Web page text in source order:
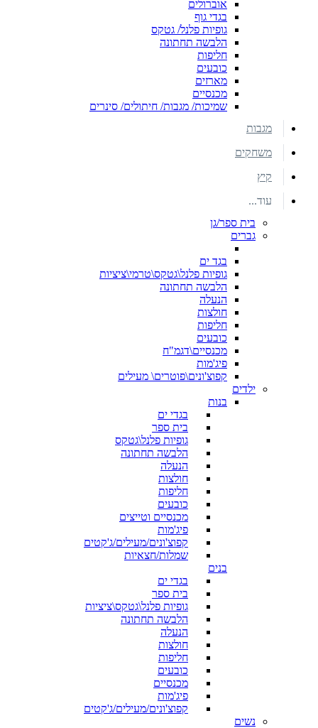
אוברולים
בגדי גוף
גופיות פלנל/ גטקס
הלבשה תחתונה
חליפות
כובעים
מארזים
מכנסיים
שמיכות/ מגבות/ חיתולים/ סינרים
מגבות
משחקים
קיץ
עוד...
בית ספר/גן
גברים
בגד ים
גופיות פלנל\גטקס\טרמי\ציציות
הלבשה תחתונה
הנעלה
חולצות
חליפות
כובעים
מכנסיים\דגמ"ח
פיג'מות
קפוצ'ונים\פוטרים\ מעילים
ילדים
בנות
בגדי ים
בית ספר
גופיות פלנל\גטקס
הלבשה תחתונה
הנעלה
חולצות
חליפות
כובעים
מכנסיים וטייצים
פיג'מות
קפוצ'ונים/מעילים/ג'קטים
שמלות/חצאיות
בנים
בגדי ים
בית ספר
גופיות פלנל\גטקס\ציציות
הלבשה תחתונה
הנעלה
חולצות
חליפות
כובעים
מכנסיים
פיג'מות
קפוצ'ונים/מעילים/ג'קטים
נשים